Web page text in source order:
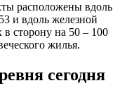
расположены вдоль
и вдоль железной
сторону на 50 – 100
жилья.
сегодня